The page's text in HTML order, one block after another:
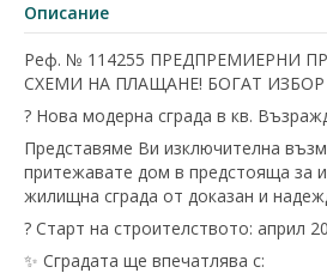
Описание
Реф. № 114255 ПРЕДПРЕМИЕРНИ
СХЕМИ НА ПЛАЩАНЕ! БОГАТ
?️ Нова модерна сграда в кв.
Представяме Ви изключителна
притежавате дом в предстояща за
жилищна сграда от доказан и
? Старт на строителството: април
✨ Сградата ще впечатлява с: